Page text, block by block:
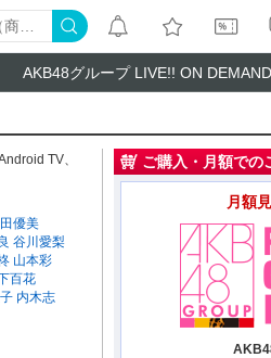
AKB48グループ LIVE!! ON
TV、
優美
谷川愛梨
山本彩
百花
内木志
ご購入・月額での
月額